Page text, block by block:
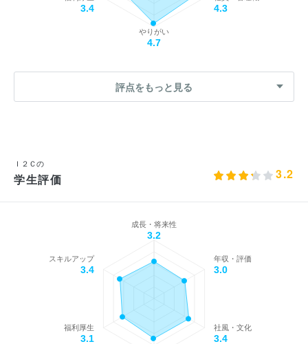
4.3
やりがい
4.7
3.4
評点をもっと見る
Ｉ２Ｃの
学生評価 3.2
成長・将来性
3.2
年収・評価
3.0
社風・文化
3.4
福利厚生
3.1
スキルアップ
3.4